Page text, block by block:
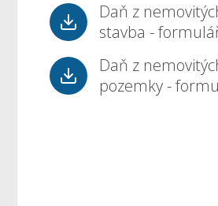
Daň z
stavba -
Daň z
pozemky -